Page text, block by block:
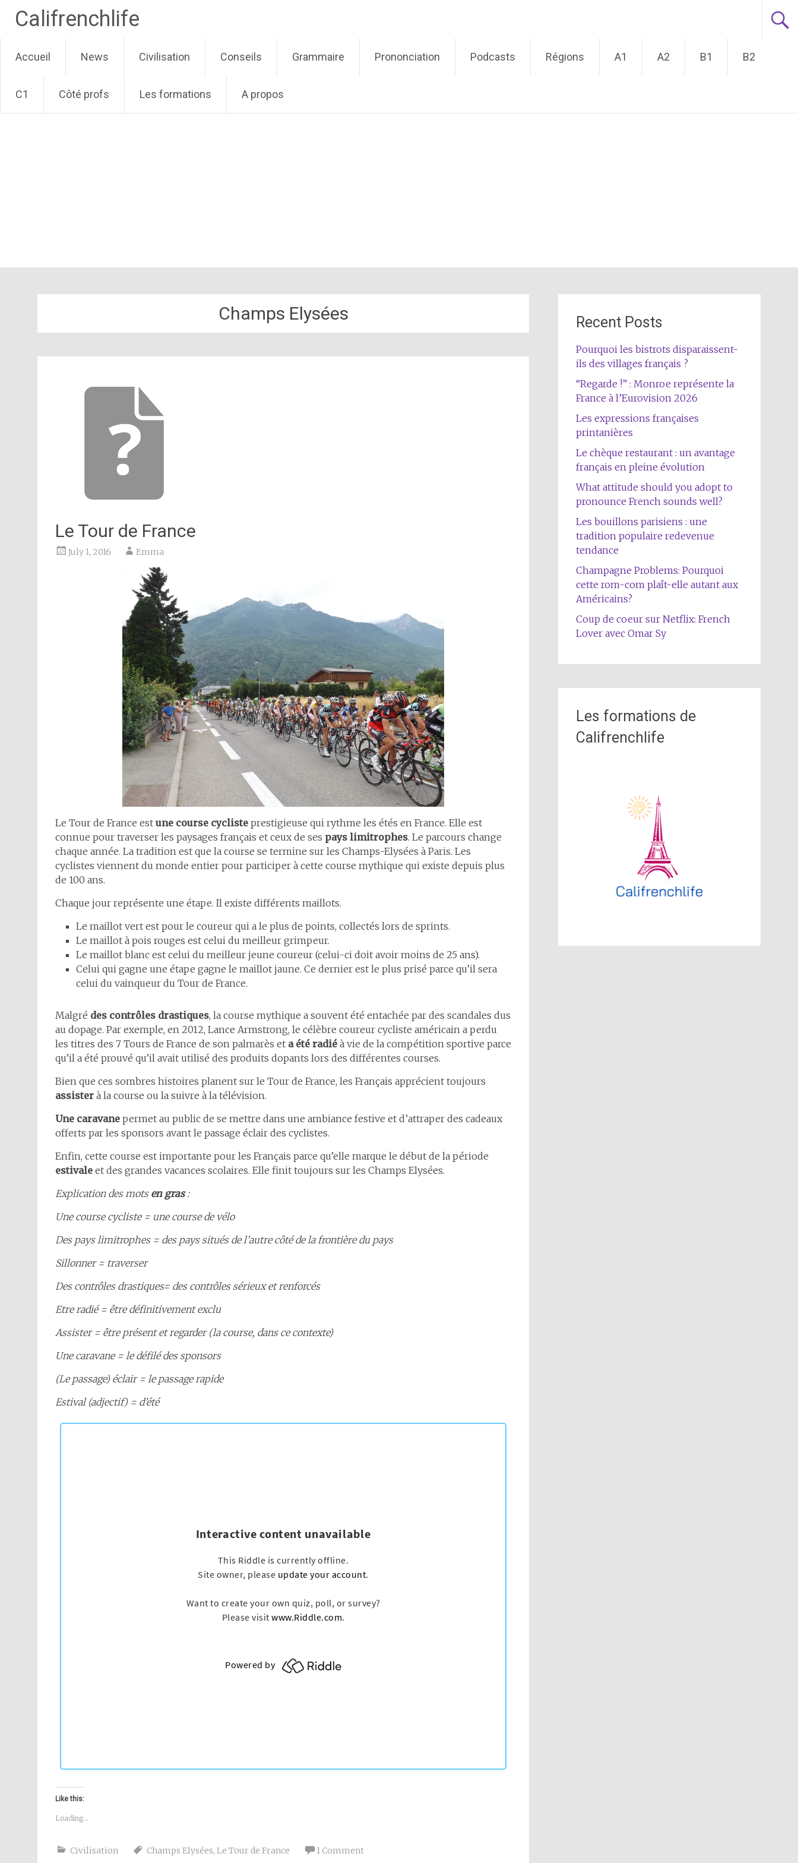
Califrenchlife
to
content
Accueil News Civilisation Conseils Grammaire Prononciation Podcasts Régions A1 A2 B1 B2
C1 Côté profs Les formations A propos
Champs Elysées
Le Tour de France
July 1, 2016 Emma
Le Tour de France est une course cycliste prestigieuse qui rythme les étés en France. Elle est
connue pour traverser les paysages français et ceux de ses pays limitrophes. Le parcours change
chaque année. La tradition est que la course se termine sur les Champs-Elysées à Paris. Les
cyclistes viennent du monde entier pour participer à cette course mythique qui existe depuis plus
de 100 ans.
Chaque jour représente une étape. Il existe différents maillots.
Le maillot vert est pour le coureur qui a le plus de points, collectés lors de sprints.
Le maillot à pois rouges est celui du meilleur grimpeur.
Le maillot blanc est celui du meilleur jeune coureur (celui-ci doit avoir moins de 25 ans).
Celui qui gagne une étape gagne le maillot jaune. Ce dernier est le plus prisé parce qu’il sera
celui du vainqueur du Tour de France.
Malgré des contrôles drastiques, la course mythique a souvent été entachée par des scandales dus
au dopage. Par exemple, en 2012, Lance Armstrong, le célèbre coureur cycliste américain a perdu
les titres des 7 Tours de France de son palmarès et a été radié à vie de la compétition sportive parce
qu’il a été prouvé qu’il avait utilisé des produits dopants lors des différentes courses.
Bien que ces sombres histoires planent sur le Tour de France, les Français apprécient toujours
assister à la course ou la suivre à la télévision.
Une caravane permet au public de se mettre dans une ambiance festive et d’attraper des cadeaux
offerts par les sponsors avant le passage éclair des cyclistes.
Enfin, cette course est importante pour les Français parce qu’elle marque le début de la période
estivale et des grandes vacances scolaires. Elle finit toujours sur les Champs Elysées.
Explication des mots en gras:
Une course cycliste = une course de vélo
Des pays limitrophes = des pays situés de l’autre côté de la frontière du pays
Sillonner = traverser
Des contrôles drastiques= des contrôles sérieux et renforcés
Etre radié = être définitivement exclu
Assister = être présent et regarder (la course, dans ce contexte)
Une caravane = le défilé des sponsors
(Le passage) éclair = le passage rapide
Estival (adjectif) = d’été
Like this:
Loading...
Civilisation Champs Elysées, Le Tour de France 1 Comment
Recent Posts
Pourquoi les bistrots disparaissent-
ils des villages français ?
“Regarde !” : Monroe représente la
France à l’Eurovision 2026
Les expressions françaises
printanières
Le chèque restaurant : un avantage
français en pleine évolution
What attitude should you adopt to
pronounce French sounds well?
Les bouillons parisiens : une
tradition populaire redevenue
tendance
Champagne Problems: Pourquoi
cette rom-com plaît-elle autant aux
Américains?
Coup de coeur sur Netflix: French
Lover avec Omar Sy
Les formations de
Califrenchlife